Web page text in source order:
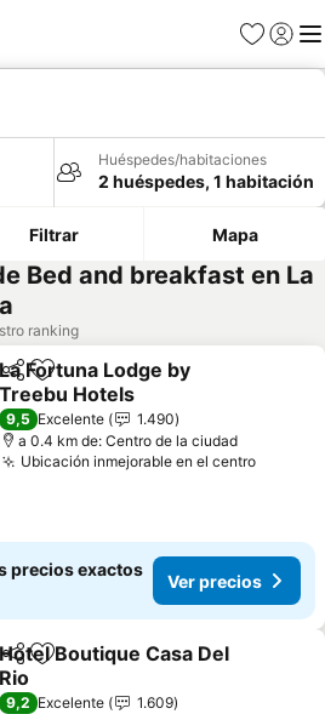
Favoritos
Iniciar
Huéspedes/habitaciones
2 huéspedes, 1 habitación
Filtrar Mapa
Bed and breakfast en La
ranking
CompartirAgregar a favoritos
La Fortuna Lodge by
Treebu Hotels
9,5 Excelente
1.490
a 0.4 km de: Centro de la ciudad
Ubicación inmejorable en el centro
precios exactos
Ver precios
CompartirAgregar a favoritos
Hotel Boutique Casa Del
Rio
9,2 Excelente
1.609